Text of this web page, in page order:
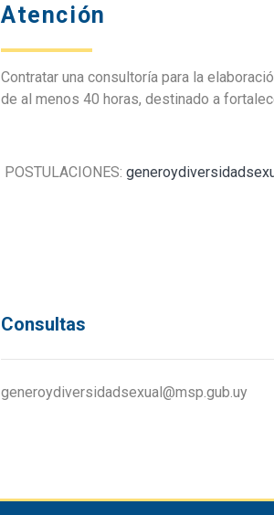
Atención
Contratar una consultoría para la
de al menos 40 horas, destinado a
POSTULACIONES:
Consultas
generoydiversidadsexual@msp.gub.uy